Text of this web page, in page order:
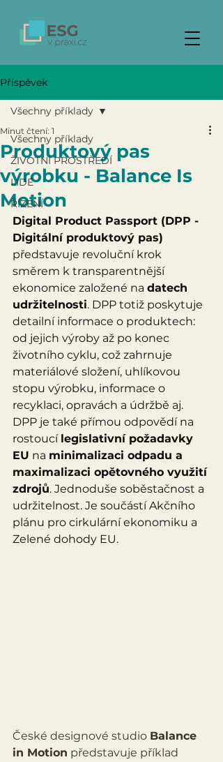
Příspěvek
Všechny příklady
ŽIVOTNÍ PROSTŘEDÍ
LIDÉ
ŘÍZENÍ
Všechny příklady
Produktový pas
výrobku - Balance Is
Motion
Minut čtení: 1
Digital Product Passport (DPP -
Digitální produktový pas)
představuje revoluční krok
směrem k transparentnější
ekonomice založené na datech
udržitelnosti. DPP totiž poskytuje
detailní informace o produktech:
od jejich výroby až po konec
životního cyklu, což zahrnuje
materiálové složení, uhlíkovou
stopu výrobku, informace o
recyklaci, opravách a údržbě aj.
DPP je také přímou odpovědí na
rostoucí legislativní požadavky
EU na minimalizaci odpadu a
maximalizaci opětovného využití
zdrojů. Jednoduše soběstačnost a
udržitelnost. Je součástí Akčního
plánu pro cirkulární ekonomiku a
Zelené dohody EU.
České designové studio Balance
in Motion představuje příklad